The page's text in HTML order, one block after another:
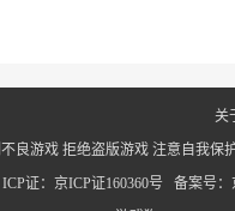
关
良游戏 拒绝盗版游戏 注意自我保
ICP证：京ICP证160360号
备案号：